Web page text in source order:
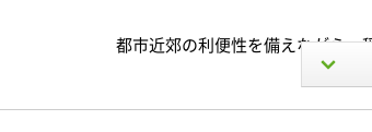
都市近郊の利便性を備えながら、
く包む邸宅が誕生しました。